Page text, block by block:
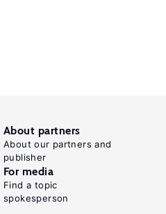
About partners
About our partners and
publisher
For media
Find a topic
spokesperson